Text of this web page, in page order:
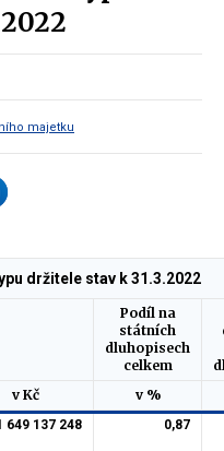
majetku
Podíl na
státních
dluhopisech
celkem
v Kč v %
držitele stav k 31.3.2022
649 137 248 0,87